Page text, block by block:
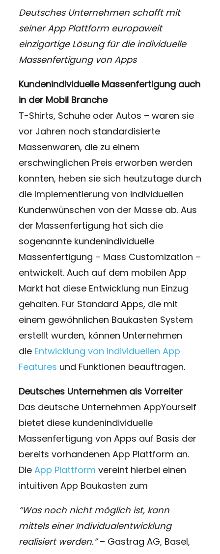
Deutsches Unternehmen schafft mit
seiner App Plattform europaweit
einzigartige Lösung für die individuelle
Massenfertigung von Apps
Kundenindividuelle Massenfertigung auch
in der Mobil Branche
T-Shirts, Schuhe oder Autos – waren sie
vor Jahren noch standardisierte
Massenwaren, die zu einem
erschwinglichen Preis erworben werden
konnten, heben sie sich heutzutage durch
die Implementierung von individuellen
Kundenwünschen von der Masse ab. Aus
der Massenfertigung hat sich die
sogenannte kundenindividuelle
Massenfertigung – Mass Customization –
entwickelt. Auch auf dem mobilen App
Markt hat diese Entwicklung nun Einzug
gehalten. Für Standard Apps, die mit
einem gewöhnlichen Baukasten System
erstellt wurden, können Unternehmen
die Entwicklung von individuellen App
Features und Funktionen beauftragen.
Deutsches Unternehmen als Vorreiter
Das deutsche Unternehmen AppYourself
bietet diese kundenindividuelle
Massenfertigung von Apps​ auf Basis der
bereits vorhandenen App Plattform an.
Die App Plattform vereint hierbei einen
intuitiven App Baukasten zum
“Was noch nicht möglich ist, kann
mittels einer Individualentwicklung
realisiert werden.”– Gastrag AG, Basel,